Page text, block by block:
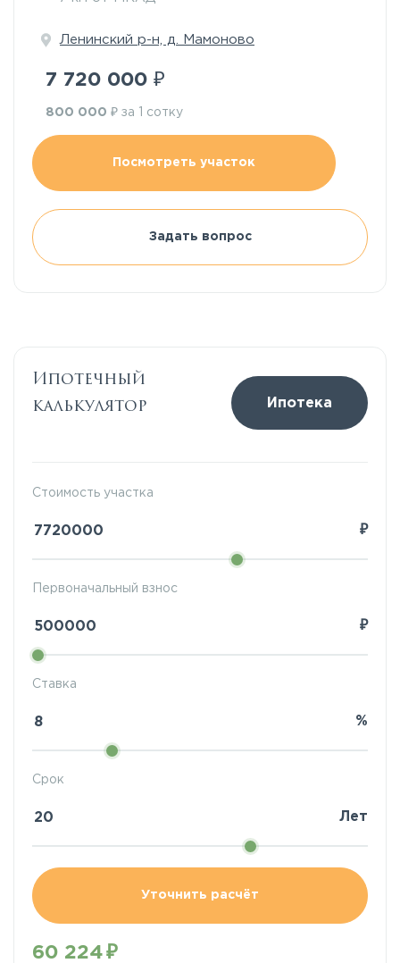
Ленинский р-н, д. Мамоново
7 720 000 ₽
800 000 ₽ за 1 сотку
Посмотреть участок
Задать вопрос
Ипотечный
калькулятор
Ипотека
Стоимость участка
₽
Ставка
%
Первоначальный взнос
₽
Срок
Лет
Уточнить расчёт
60 224